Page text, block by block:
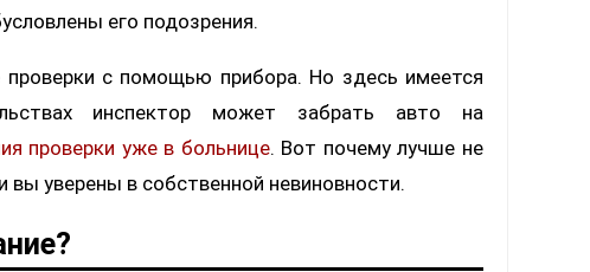
его подозрения.
проверки с помощью прибора. Но здесь имеется
инспектор может забрать авто на
проверки уже в больнице. Вот почему лучше не
вы уверены в собственной невиновности.